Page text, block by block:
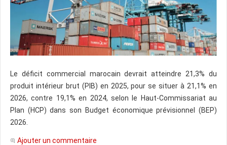
Le déficit commercial marocain devrait atteindre 21,3% du
produit intérieur brut (PIB) en 2025, pour se situer à 21,1% en
2026, contre 19,1% en 2024, selon le Haut-Commissariat au
Plan (HCP) dans son Budget économique prévisionnel (BEP)
2026.
Ajouter un commentaire